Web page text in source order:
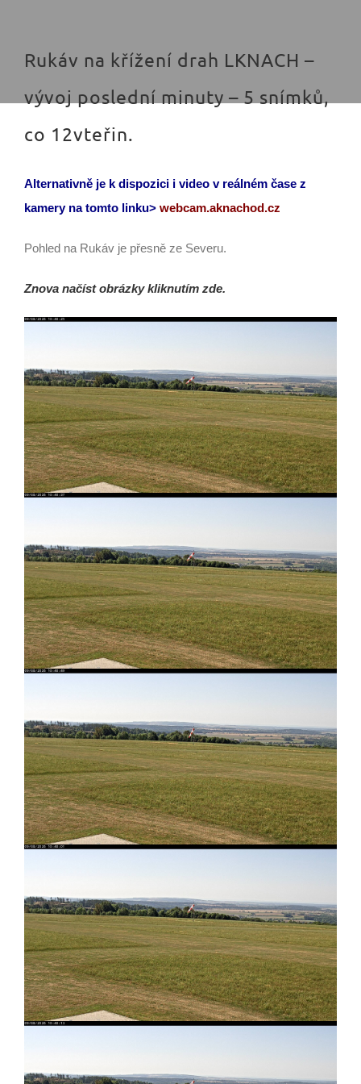
Rukáv na křížení drah LKNACH –
vývoj poslední minuty – 5 snímků,
co 12vteřin.
Alternativně je k dispozici i video v reálném čase z
kamery na tomto linku> webcam.aknachod.cz
Pohled na Rukáv je přesně ze Severu.
Znova načíst obrázky kliknutím zde.